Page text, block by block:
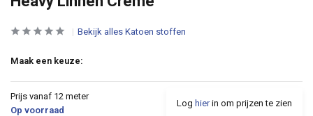
Bekijk alles Katoen stoffen
Maak een keuze:
Prijs vanaf 12 meter
Op voorraad
Log hierin om prijzen te zien